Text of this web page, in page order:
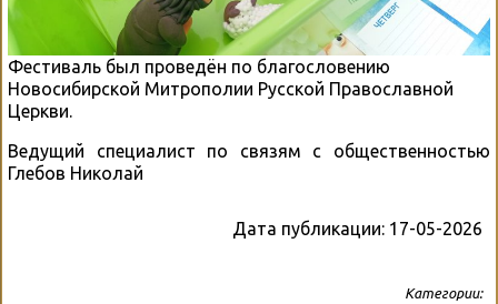
Фестиваль был проведëн по благословению
Новосибирской Митрополии Русской Православной
Церкви.
Ведущий специалист по связям с общественностью
Глебов Николай
Дата публикации: 17-05-2026
Категории: